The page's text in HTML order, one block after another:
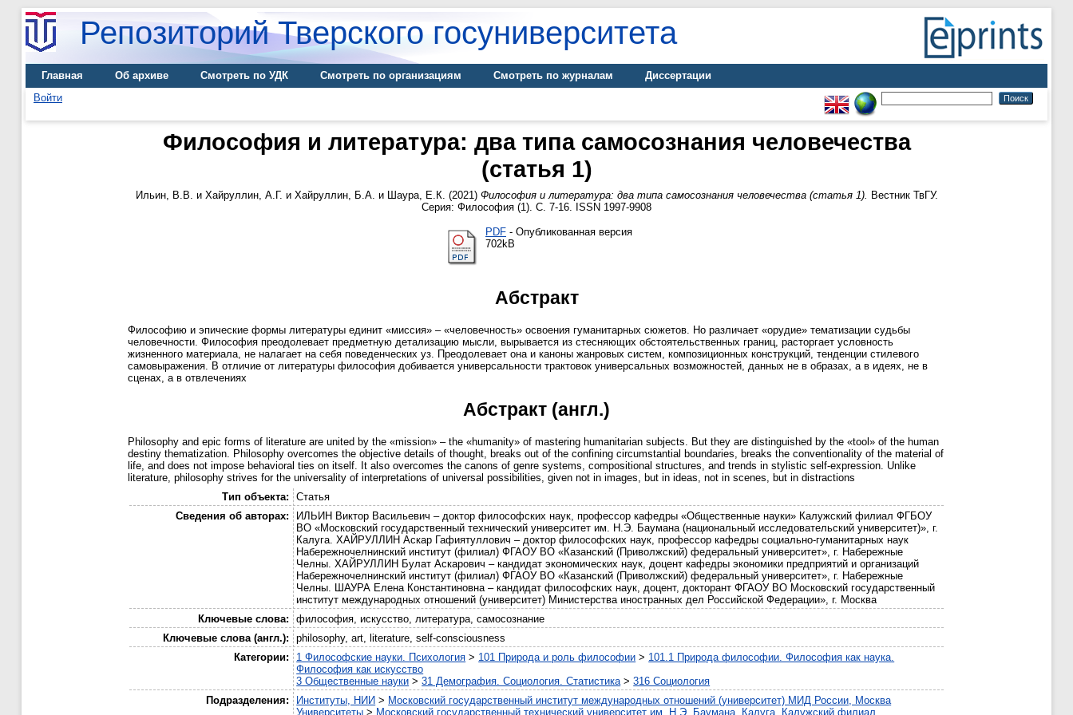
Репозиторий Тверского госуниверситета
Главная Об архиве Смотреть по УДК Смотреть по организациям Смотреть по журналам
Диссертации
Войти
Философия и литература: два типа самосознания человечества
(cтатья 1)
Ильин, В.В. и Хайруллин, А.Г. и Хайруллин, Б.А. и Шаура, Е.К. (2021) Философия и литература: два типа самосознания человечества (cтатья 1). Вестник ТвГУ.
Серия: Философия (1). С. 7-16. ISSN 1997-9908
PDF - Опубликованная версия
702kB
Абстракт
Философию и эпические формы литературы единит «миссия» – «человечность» освоения гуманитарных сюжетов. Но различает «орудие» тематизации судьбы
человечности. Философия преодолевает предметную детализацию мысли, вырывается из стесняющих обстоятельственных границ, расторгает условность
жизненного материала, не налагает на себя поведенческих уз. Преодолевает она и каноны жанровых систем, композиционных конструкций, тенденции стилевого
самовыражения. В отличие от литературы философия добивается универсальности трактовок универсальных возможностей, данных не в образах, а в идеях, не в
сценах, а в отвлечениях
Абстракт (англ.)
Philosophy and epic forms of literature are united by the «mission» – the «humanity» of mastering humanitarian subjects. But they are distinguished by the «tool» of the human
destiny thematization. Philosophy overcomes the objective details of thought, breaks out of the confining circumstantial boundaries, breaks the conventionality of the material of
life, and does not impose behavioral ties on itself. It also overcomes the canons of genre systems, compositional structures, and trends in stylistic self-expression. Unlike
literature, philosophy strives for the universality of interpretations of universal possibilities, given not in images, but in ideas, not in scenes, but in distractions
Тип объекта:
Статья
Сведения об авторах:
ИЛЬИН Виктор Васильевич – доктор философских наук, профессор кафедры «Общественные науки» Калужский филиал ФГБОУ
ВО «Московский государственный технический университет им. Н.Э. Баумана (национальный исследовательский университет)», г.
Калуга. ХАЙРУЛЛИН Аскар Гафиятуллович – доктор философских наук, профессор кафедры социально-гуманитарных наук
Набережночелнинский институт (филиал) ФГАОУ ВО «Казанский (Приволжский) федеральный университет», г. Набережные
Челны. ХАЙРУЛЛИН Булат Аскарович – кандидат экономических наук, доцент кафедры экономики предприятий и организаций
Набережночелнинский институт (филиал) ФГАОУ ВО «Казанский (Приволжский) федеральный университет», г. Набережные
Челны. ШАУРА Елена Константиновна – кандидат философских наук, доцент, докторант ФГАОУ ВО Московский государственный
институт международных отношений (университет) Министерства иностранных дел Российской Федерации», г. Москва
Ключевые слова:
философия, искусство, литература, самосознание
Ключевые слова (англ.):
philosophy, art, literature, self-consciousness
Категории:
1 Философские науки. Психология > 101 Природа и роль философии > 101.1 Природа философии. Философия как наука.
Философия как искусство
3 Общественные науки >31 Демография. Социология. Статистика >316 Социология
Подразделения:
Институты, НИИ > Московский государственный институт международных отношений (университет) МИД России, Москва
Университеты > Московский государственный технический университет им. Н.Э. Баумана, Калуга, Калужский филиал.